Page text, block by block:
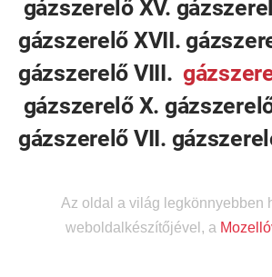
gázszerelő XV.
gázszerelő XVII.
gázszerelő VIII.
gázszerelő X.
gázszerelő VII.
Az oldal a világ legkönnyebben
weboldalkészítőjével, a